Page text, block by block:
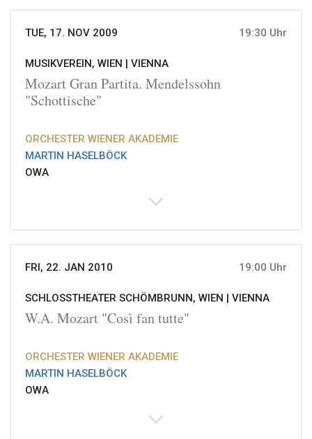
TUE, 17. NOV 2009 19:30 Uhr
MUSIKVEREIN, WIEN | VIENNA
Mozart Gran Partita. Mendelssohn
"Schottische"
ORCHESTER WIENER AKADEMIE
MARTIN HASELBÖCK
OWA
FRI, 22. JAN 2010 19:00 Uhr
SCHLOSSTHEATER SCHÖMBRUNN, WIEN | VIENNA
W.A. Mozart "Così fan tutte"
ORCHESTER WIENER AKADEMIE
MARTIN HASELBÖCK
OWA